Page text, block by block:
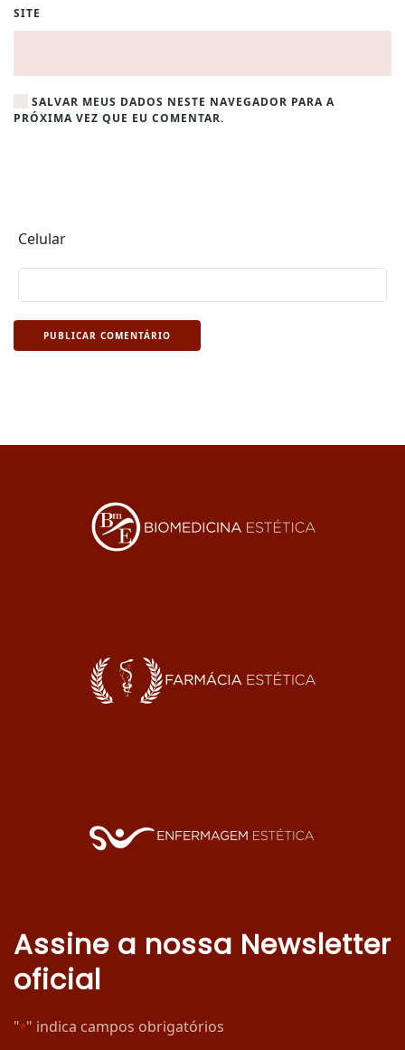
SITE
SALVAR MEUS DADOS NESTE NAVEGADOR PARA A
PRÓXIMA VEZ QUE EU COMENTAR.
Celular
PUBLICAR COMENTÁRIO
Assine a nossa Newsletter
oficial
"*" indica campos obrigatórios